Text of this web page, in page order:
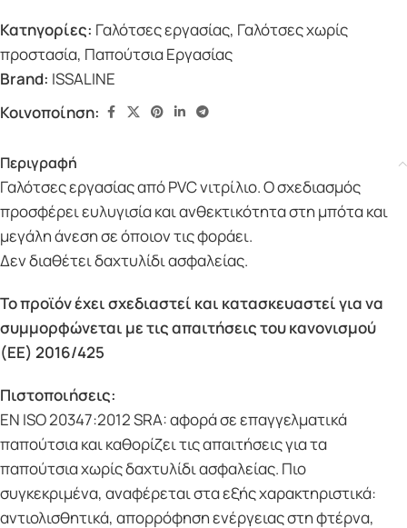
Κατηγορίες: Γαλότσες εργασίας, Γαλότσες χωρίς
προστασία, Παπούτσια Εργασίας
Brand: ISSALINE
Κοινοποίηση:
Περιγραφή
Γαλότσες εργασίας από PVC νιτρίλιο. Ο σχεδιασμός
προσφέρει ευλυγισία και ανθεκτικότητα στη μπότα και
μεγάλη άνεση σε όποιον τις φοράει.
Δεν διαθέτει δαχτυλίδι ασφαλείας.
Το προϊόν έχει σχεδιαστεί και κατασκευαστεί για να
συμμορφώνεται με τις απαιτήσεις του κανονισμού
(ΕΕ) 2016/425
Πιστοποιήσεις:
EN ISO 20347:2012 SRA: αφορά σε επαγγελματικά
παπούτσια και καθορίζει τις απαιτήσεις για τα
παπούτσια χωρίς δαχτυλίδι ασφαλείας. Πιο
συγκεκριμένα, αναφέρεται στα εξής χαρακτηριστικά:
αντιολισθητικά, απορρόφηση ενέργειας στη φτέρνα,